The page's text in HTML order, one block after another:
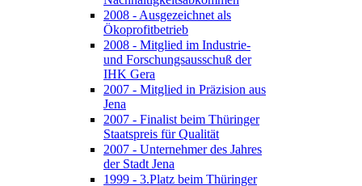
2008 - Ausgezeichnet als
Ökoprofitbetrieb
2008 - Mitglied im Industrie-
und Forschungsausschuß der
IHK Gera
2007 - Mitglied in Präzision aus
Jena
2007 - Finalist beim Thüringer
Staatspreis für Qualität
2007 - Unternehmer des Jahres
der Stadt Jena
1999 - 3.Platz beim Thüringer